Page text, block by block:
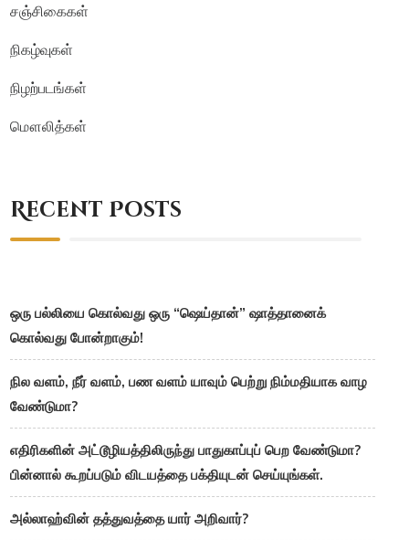
சஞ்சிகைகள்
நிகழ்வுகள்
நிழற்படங்கள்
மௌலித்கள்
Recent Posts
ஒரு பல்லியை கொல்வது ஒரு “ஷெய்தான்” ஷாத்தானைக்
கொல்வது போன்றாகும்!
நில வளம், நீர் வளம், பண வளம் யாவும் பெற்று நிம்மதியாக வாழ
வேண்டுமா?
எதிரிகளின் அட்டூழியத்திலிருந்து பாதுகாப்புப் பெற வேண்டுமா?
பின்னால் கூறப்படும் விடயத்தை பக்தியுடன் செய்யுங்கள்.
அல்லாஹ்வின் தத்துவத்தை யார் அறிவார்?